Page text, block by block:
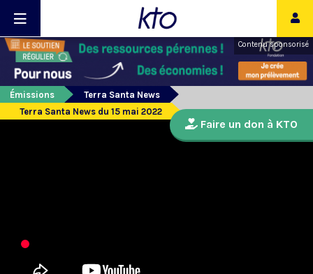
Contenu sponsorisé
Émissions
Terra Santa News
Terra Santa News du 15 mai 2022
Faire un don à KTO